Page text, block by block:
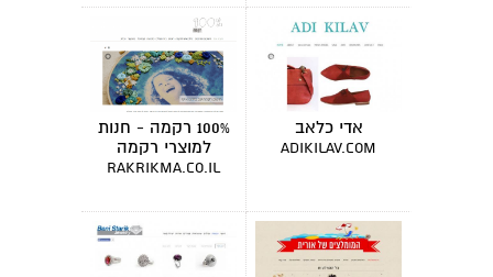
אדי כלאב
adikilav.com
100% רקמה - חנות
למוצרי רקמה
rakrikma.co.il